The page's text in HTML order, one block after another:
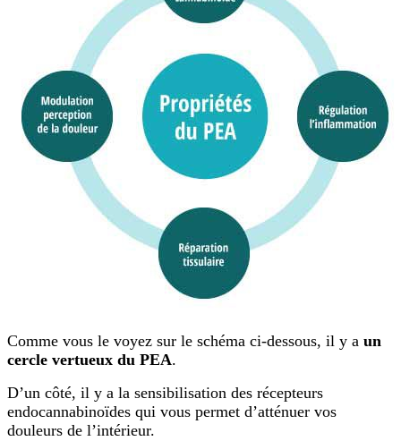
Comme vous le voyez sur le schéma ci-dessous, il y a un
cercle vertueux du PEA.
D’un côté, il y a la sensibilisation des récepteurs
endocannabinoïdes qui vous permet d’atténuer vos
douleurs de l’intérieur.